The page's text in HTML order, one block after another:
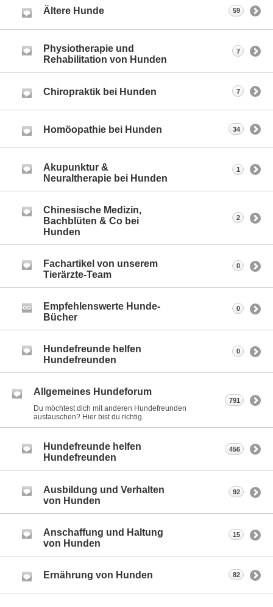
Ältere Hunde 59
Physiotherapie und
Rehabilitation von Hunden
7
Chiropraktik bei Hunden 7
Homöopathie bei Hunden 34
Akupunktur &
Neuraltherapie bei Hunden
1
Chinesische Medizin,
Bachblüten & Co bei
Hunden
2
Fachartikel von unserem
Tierärzte-Team
0
Empfehlenswerte Hunde-
Bücher
0
Hundefreunde helfen
Hundefreunden
0
Allgemeines Hundeforum
Du möchtest dich mit anderen Hundefreunden
austauschen? Hier bist du richtig.
791
Hundefreunde helfen
Hundefreunden
456
Ausbildung und Verhalten
von Hunden
92
Anschaffung und Haltung
von Hunden
15
Ernährung von Hunden 82